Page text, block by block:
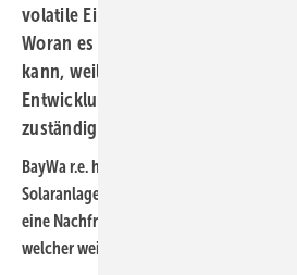
volatile Einspeisung beider
Woran es bisher scheitert und wie
kann, weil Manuela Nissen, die bei
Entwicklung des Geschäfts mit PV-
zuständig ist.
BayWa r.e. hat schon 2020 einen
Solaranlage ergänzt. Das ist ein
eine Nachfrage und wie entwickelt sich
welcher weiteren Entwicklung rechnen